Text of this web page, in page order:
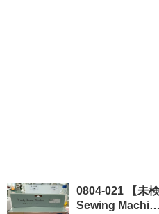
0804-021 【未
Sewing Machi…